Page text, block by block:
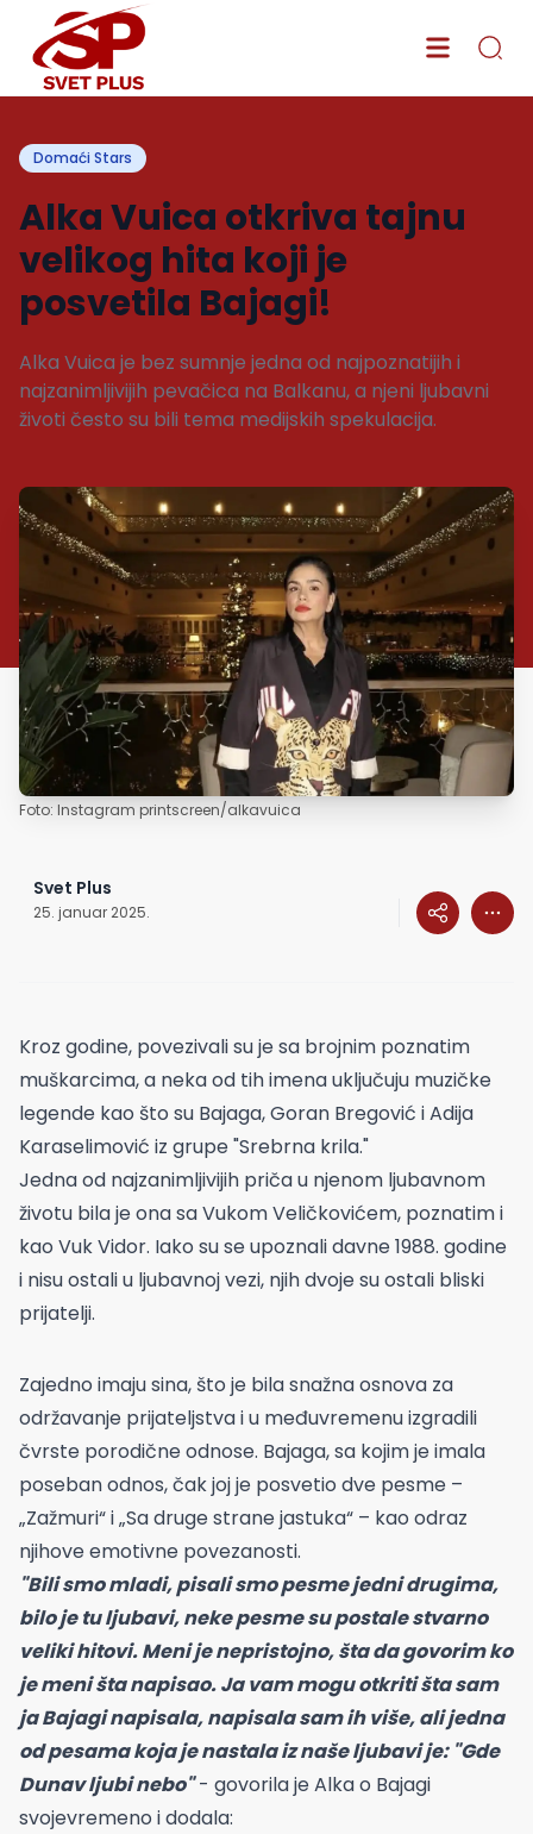
Domaći Stars
Alka Vuica otkriva tajnu
velikog hita koji je
posvetila Bajagi!
Alka Vuica je bez sumnje jedna od najpoznatijih i
najzanimljivijih pevačica na Balkanu, a njeni ljubavni
životi često su bili tema medijskih spekulacija.
Foto: Instagram printscreen/alkavuica
Svet Plus
25. januar 2025.
Kroz godine, povezivali su je sa brojnim poznatim
muškarcima, a neka od tih imena uključuju muzičke
legende kao što su Bajaga, Goran Bregović i Adija
Karaselimović iz grupe "Srebrna krila."
Jedna od najzanimljivijih priča u njenom ljubavnom
životu bila je ona sa Vukom Veličkovićem, poznatim i
kao Vuk Vidor. Iako su se upoznali davne 1988. godine
i nisu ostali u ljubavnoj vezi, njih dvoje su ostali bliski
prijatelji.
Zajedno imaju sina, što je bila snažna osnova za
održavanje prijateljstva i u međuvremenu izgradili
čvrste porodične odnose. Bajaga, sa kojim je imala
poseban odnos, čak joj je posvetio dve pesme –
„Zažmuri“ i „Sa druge strane jastuka“ – kao odraz
njihove emotivne povezanosti.
"Bili smo mladi, pisali smo pesme jedni drugima,
bilo je tu ljubavi, neke pesme su postale stvarno
veliki hitovi. Meni je nepristojno, šta da govorim ko
je meni šta napisao. Ja vam mogu otkriti šta sam
ja Bajagi napisala, napisala sam ih više, ali jedna
od pesama koja je nastala iz naše ljubavi je: "Gde
Dunav ljubi nebo"- govorila je Alka o Bajagi
svojevremeno i dodala: